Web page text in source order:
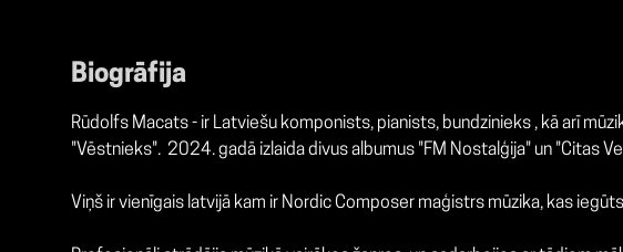
Biogrāfija
Rūdolfs Macats - ir Latviešu komponists, pianists, bundzinieks , kā arī
"Vēstnieks". 2024. gadā izlaida divus albumus "FM Nostalģija" un "Citas
Viņš ir vienīgais latvijā kam ir Nordic Composer maģistrs mūzika, kas